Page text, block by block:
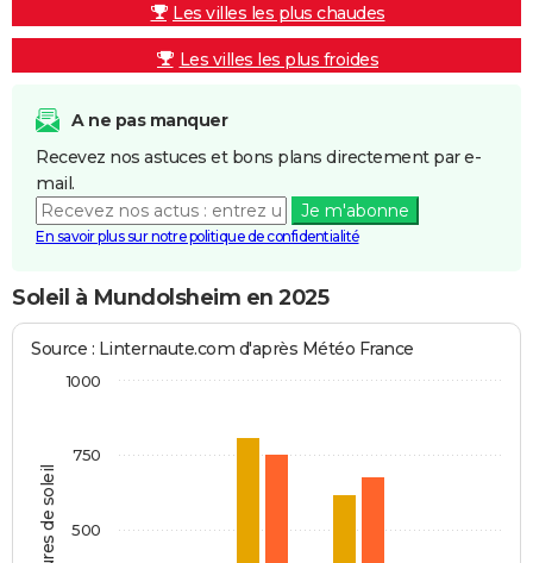
Les villes les plus chaudes
Les villes les plus froides
A ne pas manquer
Recevez nos astuces et bons plans directement par e-
mail.
Je m'abonne
En savoir plus sur notre politique de confidentialité
Soleil à Mundolsheim en 2025
Heures de soleil
Source : Linternaute.com d'après Météo France
500
750
1000